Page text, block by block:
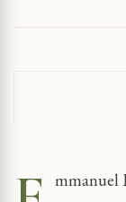
mmanuel